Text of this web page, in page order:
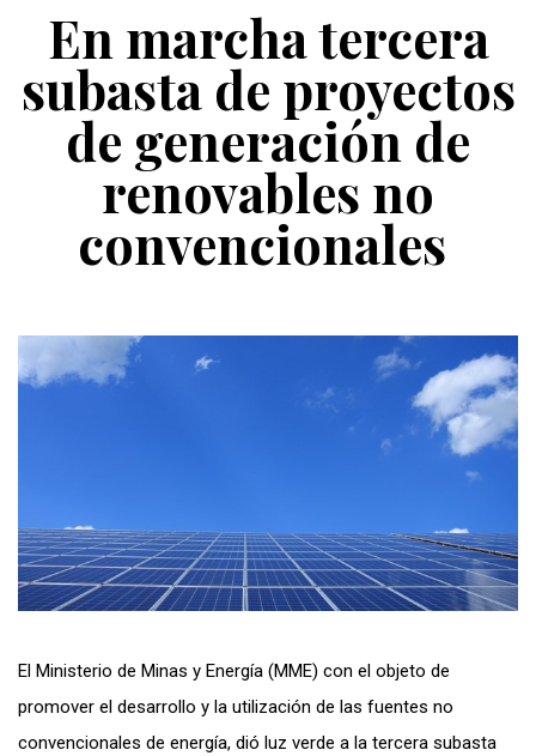
En marcha tercera
subasta de proyectos
de generación de
renovables no
convencionales
El Ministerio de Minas y Energía (MME) con el objeto de
promover el desarrollo y la utilización de las fuentes no
convencionales de energía, dió luz verde a la tercera subasta